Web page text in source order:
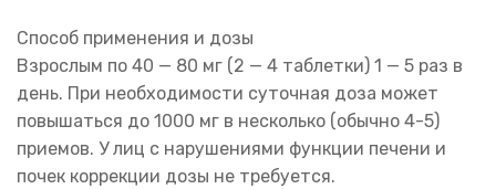
Способ применения и дозы
Взрослым по 40 — 80 мг (2 — 4 таблетки) 1 — 5 раз в
день. При необходимости суточная доза может
повышаться до 1000 мг в несколько (обычно 4-5)
приемов. У лиц с нарушениями функции печени и
почек коррекции дозы не требуется.